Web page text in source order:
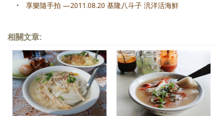
•
享樂隨手拍 —2011.08.20 基隆八斗子 汎洋活海鮮
相關文章: